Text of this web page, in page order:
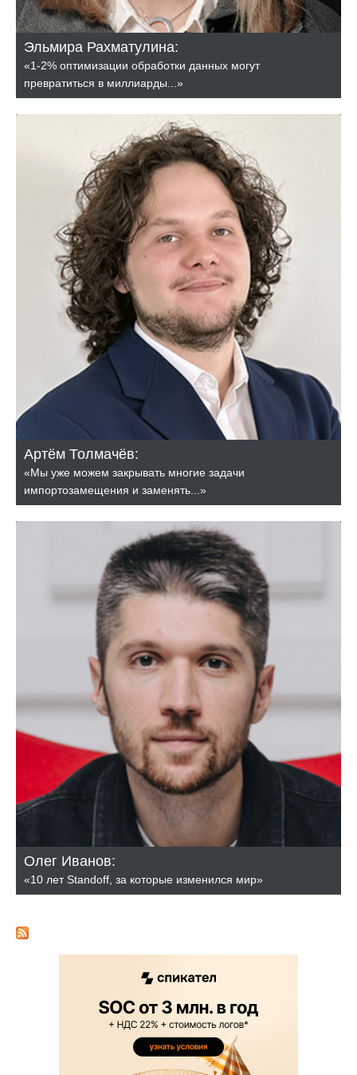
Эльмира Рахматулина:
«1-2% оптимизации обработки данных могут
превратиться в миллиарды...»
Артём Толмачёв:
«Мы уже можем закрывать многие задачи
импортозамещения и заменять...»
Олег Иванов:
«10 лет Standoff, за которые изменился мир»